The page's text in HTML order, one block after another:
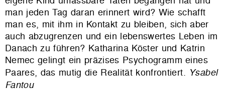
man jeden Tag daran erinnert wird? Wie schafft
man es, mit ihm in Kontakt zu bleiben, sich aber
auch abzugrenzen und ein lebenswertes Leben im
Danach zu führen? Katharina Köster und Katrin
Nemec gelingt ein präzises Psychogramm eines
Paares, das mutig die Realität konfrontiert. Ysabel
Fantou